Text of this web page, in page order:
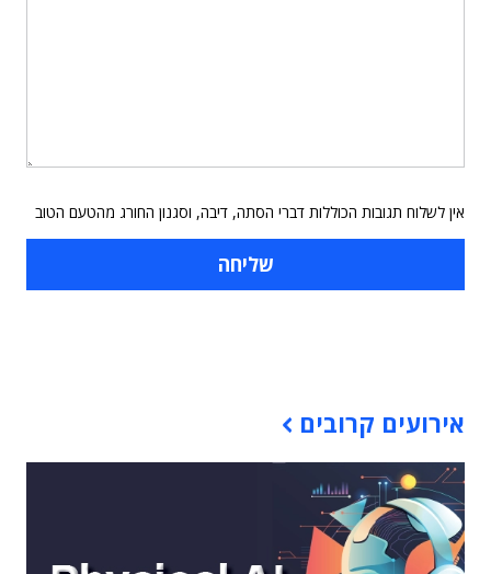
אין לשלוח תגובות הכוללות דברי הסתה, דיבה, וסגנון החורג מהטעם הטוב
אירועים קרובים